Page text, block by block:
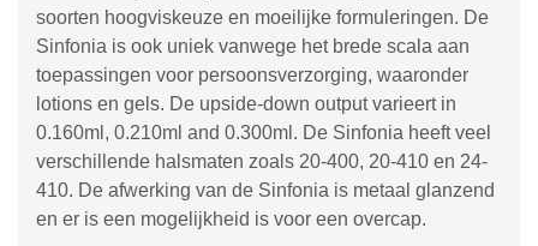
soorten hoogviskeuze en moeilijke formuleringen. De
Sinfonia is ook uniek vanwege het brede scala aan
toepassingen voor persoonsverzorging, waaronder
lotions en gels. De upside-down output varieert in
0.160ml, 0.210ml and 0.300ml. De Sinfonia heeft veel
verschillende halsmaten zoals 20-400, 20-410 en 24-
410. De afwerking van de Sinfonia is metaal glanzend
en er is een mogelijkheid is voor een overcap.